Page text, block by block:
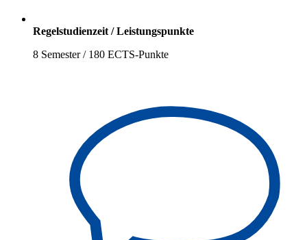
Regelstudienzeit / Leistungspunkte
8 Semester / 180 ECTS-Punkte